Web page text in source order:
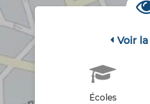
Voir
Écoles